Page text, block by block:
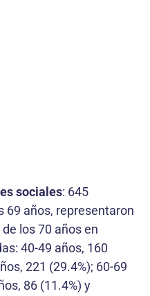
sociales: 645
69 años, representaron
los 70 años en
40-49 años, 160
221 (29.4%); 60-69
86 (11.4%) y